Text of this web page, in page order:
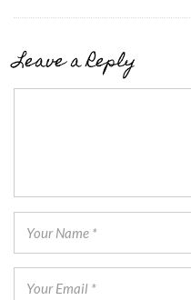
Leave a Reply